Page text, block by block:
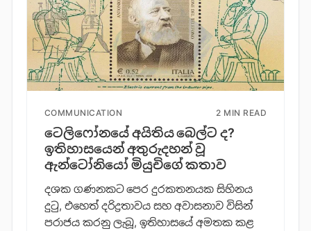
COMMUNICATION 2 MIN READ
ටෙලිෆෝනයේ අයිතිය බෙල්ට ද?
ඉතිහාසයෙන් අතුරුදහන් වූ
ඇන්ටෝනියෝ මියුචිගේ කතාව
දශක ගණනකට පෙර දුරකතනයක සිහිනය
දුටු, එහෙත් දරිද්‍රතාවය සහ අවාසනාව විසින්
පරාජය කරනු ලැබූ, ඉතිහාසයේ අමතක කළ